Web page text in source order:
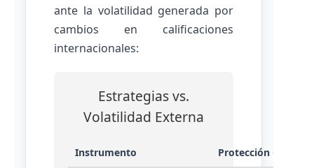
ante la volatilidad generada por
cambios en calificaciones
internacionales:
Estrategias vs.
Volatilidad Externa
Instrumento Protección